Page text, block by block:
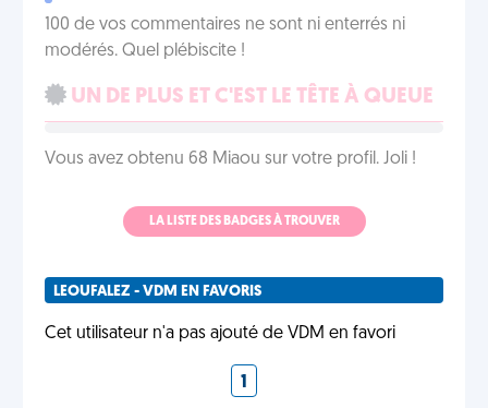
100 de vos commentaires ne sont ni enterrés ni
modérés. Quel plébiscite !
UN DE PLUS ET C'EST LE TÊTE À QUEUE
Vous avez obtenu 68 Miaou sur votre profil. Joli !
LA LISTE DES BADGES À TROUVER
LEOUFALEZ - VDM EN FAVORIS
Cet utilisateur n'a pas ajouté de VDM en favori
1